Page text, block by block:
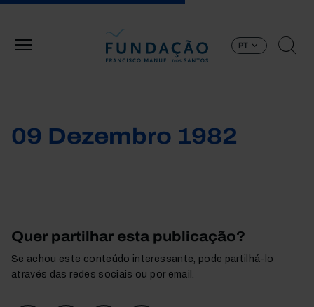
PT
09 Dezembro 1982
Quer partilhar esta publicação?
Se achou este conteúdo interessante, pode partilhá-lo
através das redes sociais ou por email.